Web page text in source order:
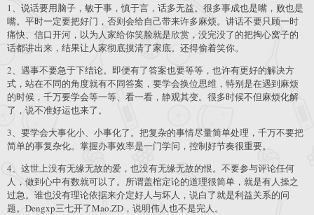
1、说话要用脑子，敏于事，慎于言，话多无益。很多事成也是嘴，败也是
嘴。平时一定要把好门，否则会给自己带来许多麻烦。讲话不要只顾一时
痛快、信口开河，以为人家给你笑脸就是欣赏，没完没了的把掏心窝子的
话都讲出来，结果让人家彻底摸清了家底。还得偷着笑你。
2、遇事不要急于下结论。即便有了答案也要等等，也许有更好的解决方
式，站在不同的角度就有不同答案，要学会换位思维，特别是在遇到麻烦
的时候，千万要学会等一等、看一看，静观其变。很多时候不但麻烦化解
了，说不准好运也来了。
3、要学会大事化小、小事化了。把复杂的事情尽量简单处理，千万不要把
简单的事复杂化。掌握办事效率是一门学问，控制好节奏很重要。
4、这世上没有无缘无故的爱，也没有无缘无故的恨。不要参与评论任何
人，做到心中有数就可以了。所谓盖棺定论的道理很简单，就是有人操之
过急。谁也没有理论依据来介定好人与坏人，说白了就是利益关系的问
题。Dengxp三七开了Mao.ZD，说明伟人也不是完人。